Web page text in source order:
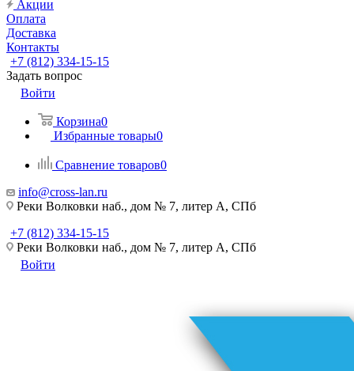
Акции
Оплата
Доставка
Контакты
+7 (812) 334-15-15
Задать вопрос
Войти
Корзина0
Избранные товары0
Сравнение товаров0
info@cross-lan.ru
Реки Волковки наб., дом № 7, литер А, СПб
+7 (812) 334-15-15
Реки Волковки наб., дом № 7, литер А, СПб
Войти